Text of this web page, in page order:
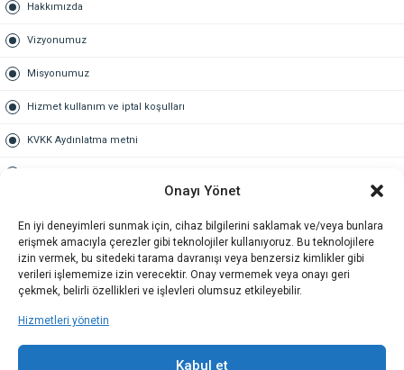
Onayı Yönet
En iyi deneyimleri sunmak için, cihaz bilgilerini saklamak ve/veya bunlara
erişmek amacıyla çerezler gibi teknolojiler kullanıyoruz. Bu teknolojilere
izin vermek, bu sitedeki tarama davranışı veya benzersiz kimlikler gibi
verileri işlememize izin verecektir. Onay vermemek veya onayı geri
çekmek, belirli özellikleri ve işlevleri olumsuz etkileyebilir.
Hizmetleri yönetin
Kabul et
Hakkımızda
Vizyonumuz
Misyonumuz
Hizmet kullanım ve iptal koşulları
KVKK Aydınlatma metni
Gold üyelik nedir
Kariyer
İş Başvuru Formu